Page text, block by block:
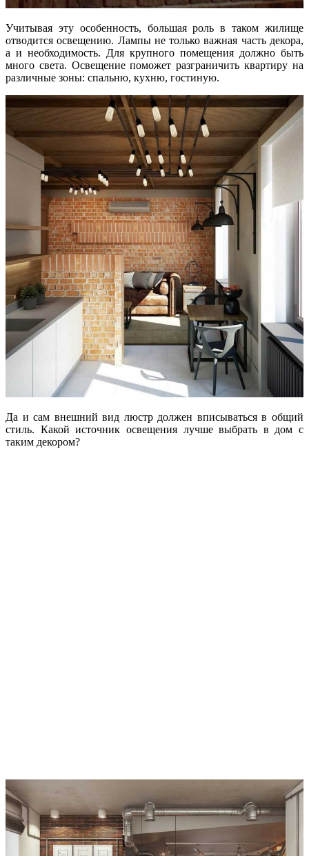
Учитывая эту особенность, большая роль в таком жилище
отводится освещению. Лампы не только важная часть декора,
а и необходимость. Для крупного помещения должно быть
много света. Освещение поможет разграничить квартиру на
различные зоны: спальню, кухню, гостиную.
Да и сам внешний вид люстр должен вписываться в общий
стиль. Какой источник освещения лучше выбрать в дом с
таким декором?